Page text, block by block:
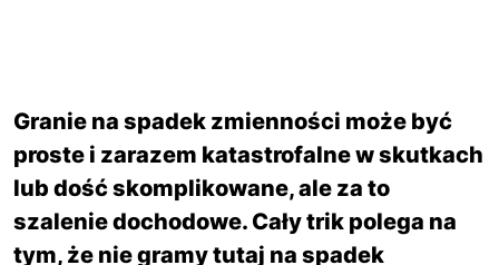
Granie na spadek zmienności może być
proste i zarazem katastrofalne w skutkach
lub dość skomplikowane, ale za to
szalenie dochodowe. Cały trik polega na
tym, że nie gramy tutaj na spadek